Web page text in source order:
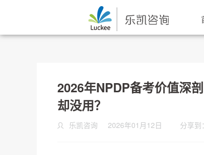
2026年NPDP备考价值深
却没用？
乐凯咨询 2026年01月12日 分享到：